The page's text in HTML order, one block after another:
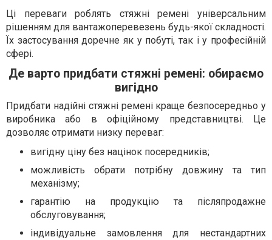
Ці переваги роблять стяжні ремені універсальним
рішенням для вантажоперевезень будь-якої складності.
Їх застосування доречне як у побуті, так і у професійній
сфері.
Де варто придбати стяжні ремені: обираємо
вигідно
Придбати надійні стяжні ремені краще безпосередньо у
виробника або в офіційному представництві. Це
дозволяє отримати низку переваг:
вигідну ціну без націнок посередників;
можливість обрати потрібну довжину та тип
механізму;
гарантію на продукцію та післяпродажне
обслуговування;
індивідуальне замовлення для нестандартних